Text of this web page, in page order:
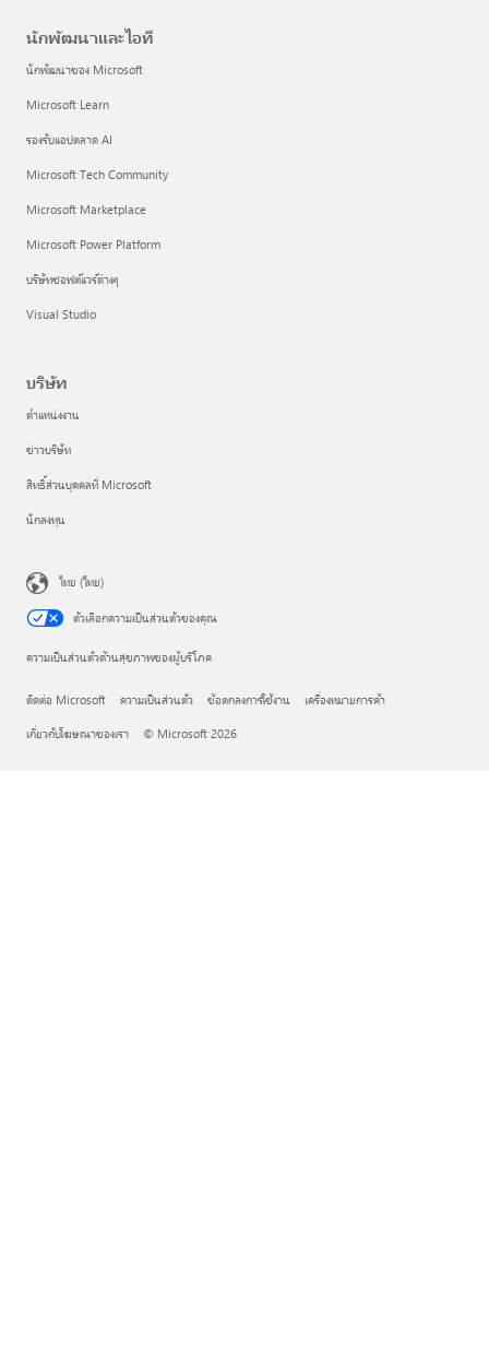
นักพัฒนาและไอที
นักพัฒนาของ Microsoft
Microsoft Learn
รองรับแอปตลาด AI
Microsoft Tech Community
Microsoft Marketplace
Microsoft Power Platform
บริษัทซอฟต์แวร์ต่างๆ
Visual Studio
บริษัท
ตำแหน่งงาน
ข่าวบริษัท
สิทธิ์ส่วนบุคคลที่ Microsoft
นักลงทุน
ไทย (ไทย)
ตัวเลือกความเป็นส่วนตัวของคุณ
ความเป็นส่วนตัวด้านสุขภาพของผู้บริโภค
ติดต่อ Microsoft ความเป็นส่วนตัว ข้อตกลงการใช้งาน เครื่องหมายการค้า
เกี่ยวกับโฆษณาของเรา © Microsoft 2026